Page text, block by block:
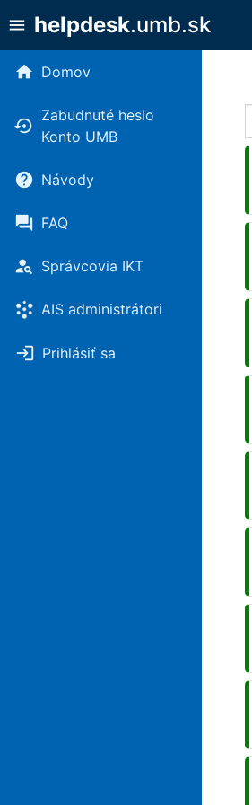
menu helpdesk.umb.sk
home Domov
settings_backup_restore
Zabudnuté heslo
Konto UMB
help Návody
forum FAQ
person_search Správcovia IKT
AIS administrátori
login Prihlásiť sa